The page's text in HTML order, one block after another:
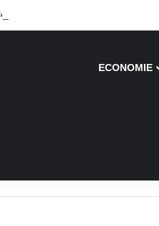
de 67 ans recouvre la vue après
ECONOMIE